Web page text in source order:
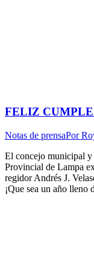
FELIZ
Notas de prensaPor
El concejo municipal y
Provincial de Lampa
regidor Andrés J.
¡Que sea un año lleno